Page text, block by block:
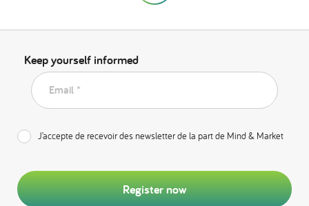
Keep yourself informed
Email *
J’accepte de recevoir des newsletter de la part de Mind & Market
Register now